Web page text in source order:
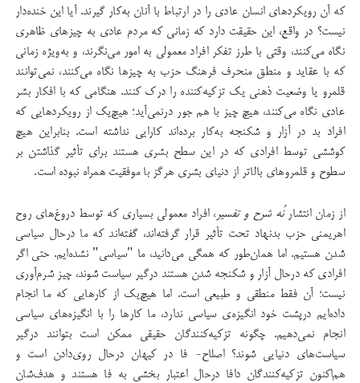
که آن رویکردهای انسان عادی را در ارتباط با آنان به‌کار گیرند. آیا این خنده‌دار
نیست؟ در واقع، این حقیقت دارد که زمانی که مردم عادی به چیزهای ظاهری
نگاه می‌کنند، وقتی با طرز تفکر افراد معمولی به امور می‌نگرند، و به‌ویژه زمانی
که با عقاید و منطق منحرف فرهنگ حزب به چیزها نگاه می‌کنند، نمی‌توانند
قلمرو یا وضعیت ذهنی یک تزکیه‌کننده را درک کنند. هنگامی که با افکار بشر
عادی نگاه می‌کنند، هیچ چیز با هم جور درنمی‌آید؛ هیچ‌یک از رویکردهایی که
افراد بد در آزار و شکنجه به‌کار برده‌اند کارایی نداشته ‌است. بنابراین هیچ
کوششی توسط افرادی که در این سطح بشری هستند برای تأثیر گذاشتن بر
سطوح و قلمروهای بالاتر از دنیای بشری هرگز با موفقیت همراه نبوده است.
از زمان انتشارنُه شرح و تفسیر ، افراد معمولی بسیاری که توسط دروغ‌های روح
اهریمنی حزب بدنهاد تحت تأثیر قرار گرفته‌اند، گفته‌اند که ما درحال سیاسی
شدن هستیم. اما همان‌طور که همگی می‌دانید، ما "سیاسی" نشده‌ایم. حتی اگر
افرادی که درحال آزار و شکنجه ‌شدن هستند درگیر سیاست شوند، چیز شرم‌آوری
نیست؛ آن فقط منطقی و طبیعی است. اما هیچ‌یک از کارهایی که ما انجام
داده‌ایم درپشت خود انگیزه‌ی سیاسی ندارد، ما کارها را با انگیزه‌های سیاسی
انجام نمی‌دهیم. چگونه تزکیه‌کنندگان حقیقی ممکن است بتوانند درگیر
سیاست‌های دنیایی شوند؟ اصلاح- فا در کیهان درحال روی‌دادن است و
هم‌اکنون تزکیه‌کنندگان دافا درحال اعتبار بخشی به فا هستند و هدف‌شان